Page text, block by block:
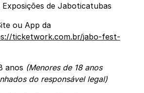
Exposições de Jaboticatubas
ou App da
ticketwork.com.br/jabo-fest-
anos (Menores de 18 anos
do responsável legal)